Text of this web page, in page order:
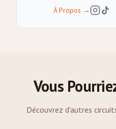
À Propos →
Vous
Découvrez d'autres